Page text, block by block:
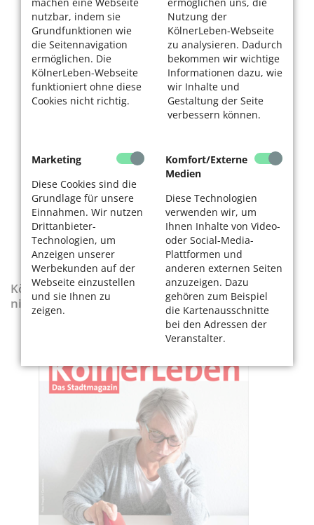
nutzbar, indem sie
Grundfunktionen wie
die Seitennavigation
ermöglichen. Die
KölnerLeben-Webseite
funktioniert ohne diese
Cookies nicht richtig.
Nutzung der
KölnerLeben-Webseite
zu analysieren. Dadurch
bekommen wir wichtige
Informationen dazu, wie
wir Inhalte und
Gestaltung der Seite
verbessern können.
Marketing
Diese Cookies sind die
Grundlage für unsere
Einnahmen. Wir nutzen
Drittanbieter-
Technologien, um
Anzeigen unserer
Werbekunden auf der
Webseite einzustellen
und sie Ihnen zu
zeigen.
Komfort/Externe
Medien
Diese Technologien
verwenden wir, um
Ihnen Inhalte von Video-
oder Social-Media-
Plattformen und
anderen externen Seiten
anzuzeigen. Dazu
gehören zum Beispiel
die Kartenausschnitte
bei den Adressen der
Veranstalter.
KölnerLeben-Sonderausgabe „Wenn die Rente
nicht reicht“